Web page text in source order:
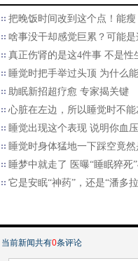
把晚饭时间改到这个点！能瘦
啥事没干却感觉巨累？可能
真正伤肾的是这4件事 不是性
睡觉时把手举过头顶 为什么
助眠新招超疗愈 专家揭关键
心脏在左边，所以睡觉时不能
睡觉出现这个表现 说明你血
睡觉时身体猛地一下踩空竟
睡梦中就走了 医曝“睡眠猝死
它是安眠“神药”，还是“潘多
当前新闻共有0条评论